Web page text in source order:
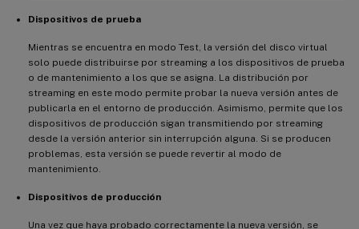
Dispositivos de prueba
Mientras se encuentra en modo Test, la versión del disco virtual
solo puede distribuirse por streaming a los dispositivos de prueba
o de mantenimiento a los que se asigna. La distribución por
streaming en este modo permite probar la nueva versión antes de
publicarla en el entorno de producción. Asimismo, permite que los
dispositivos de producción sigan transmitiendo por streaming
desde la versión anterior sin interrupción alguna. Si se producen
problemas, esta versión se puede revertir al modo de
mantenimiento.
Dispositivos de producción
Una vez que haya probado correctamente la nueva versión, se